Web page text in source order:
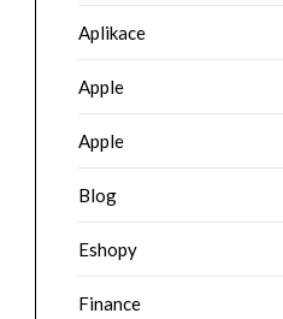
Aplikace
Apple
Apple
Blog
Eshopy
Finance